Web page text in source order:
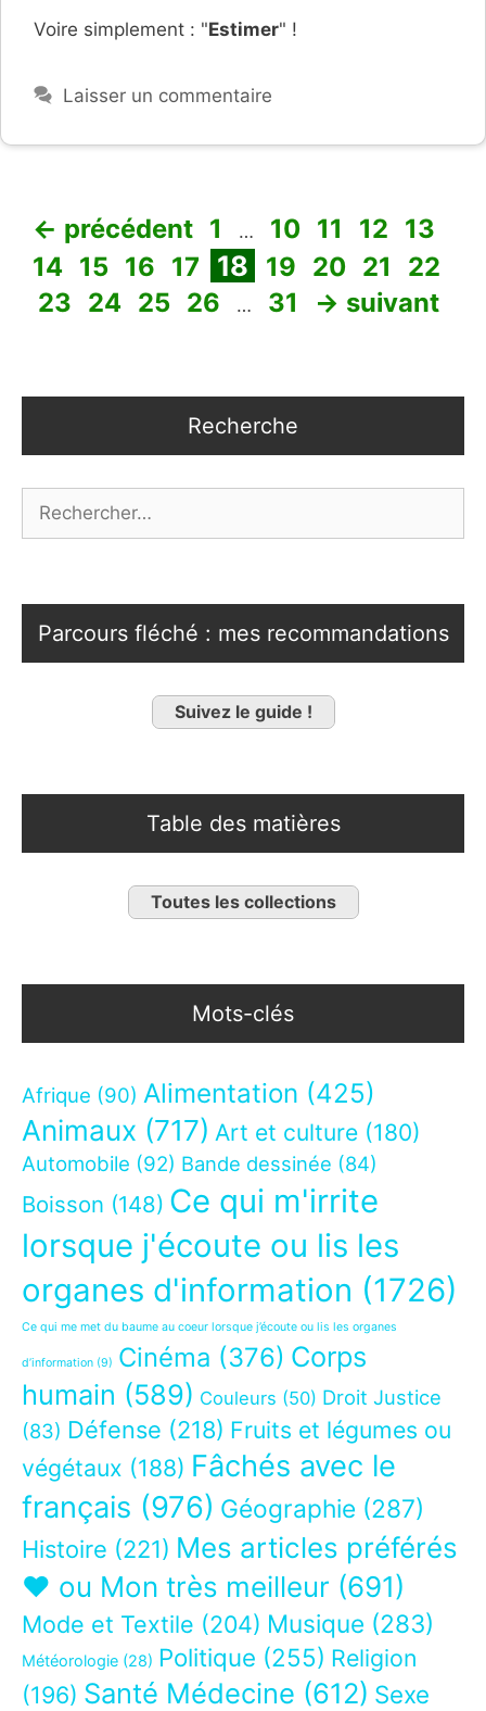
Voire simplement : "Estimer" !
Laisser un commentaire
← précédent Page
1 … Page
10 Page
11 Page
12 Page
13
14 Page
15 Page
16 Page
17 Page
18 Page
19 Page
20 Page
21 Page
22
Page
23 Page
24 Page
25 Page
26 … Page
31 → suivant
Recherche
Parcours fléché : mes recommandations
Suivez le guide !
Table des matières
Toutes les collections
Mots-clés
Afrique (90) Alimentation (425)
Animaux (717) Art et culture (180)
Automobile (92) Bande dessinée (84)
Boisson (148) Ce qui m'irrite
lorsque j'écoute ou lis les
organes d'information (1726)
Ce qui me met du baume au coeur lorsque j’écoute ou lis les organes
d’information (9) Cinéma (376) Corps
humain (589) Couleurs (50) Droit Justice
(83) Défense (218) Fruits et légumes ou
végétaux (188) Fâchés avec le
français (976) Géographie (287)
Histoire (221) Mes articles préférés
❤ ou Mon très meilleur (691)
Mode et Textile (204) Musique (283)
Météorologie (28) Politique (255) Religion
(196) Santé Médecine (612) Sexe